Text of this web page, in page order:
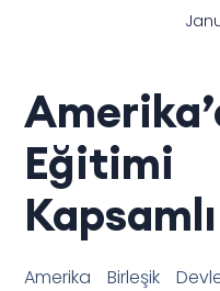
Eğitimi
Amerika Birleşik